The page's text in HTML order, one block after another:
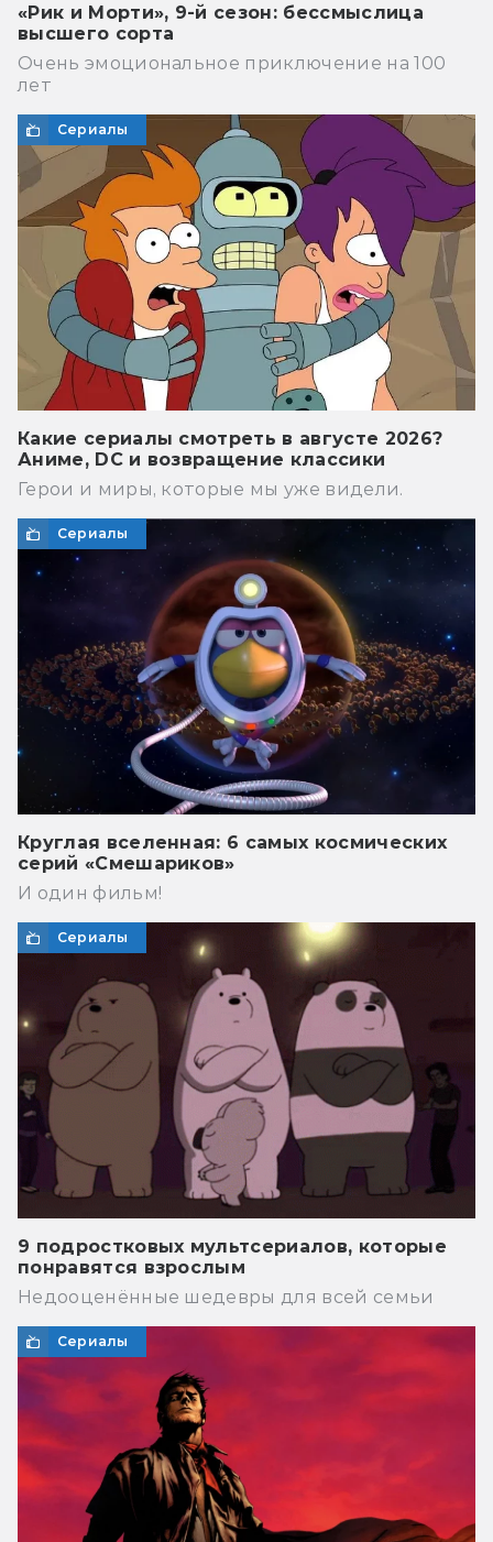
«Рик и Морти», 9-й сезон: бессмыслица
высшего сорта
Очень эмоциональное приключение на 100
лет
Сериалы
Какие сериалы смотреть в августе 2026?
Аниме, DC и возвращение классики
Герои и миры, которые мы уже видели.
Сериалы
Круглая вселенная: 6 самых космических
серий «Смешариков»
И один фильм!
Сериалы
9 подростковых мультсериалов, которые
понравятся взрослым
Недооценённые шедевры для всей семьи
Сериалы